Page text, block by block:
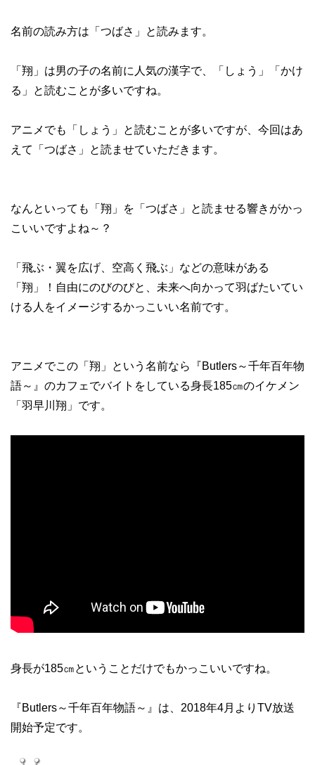
名前の読み方は「つばさ」と読みます。
「翔」は男の子の名前に人気の漢字で、「しょう」「かけ
る」と読むことが多いですね。
アニメでも「しょう」と読むことが多いですが、今回はあ
えて「つばさ」と読ませていただきます。
なんといっても「翔」を「つばさ」と読ませる響きがかっ
こいいですよね～？
「飛ぶ・翼を広げ、空高く飛ぶ」などの意味がある
「翔」！自由にのびのびと、未来へ向かって羽ばたいてい
ける人をイメージするかっこいい名前です。
アニメでこの「翔」という名前なら『Butlers～千年百年物
語～』のカフェでバイトをしている身長185㎝のイケメン
「羽早川翔」です。
身長が185㎝ということだけでもかっこいいですね。
『Butlers～千年百年物語～』は、2018年4月よりTV放送
開始予定です。